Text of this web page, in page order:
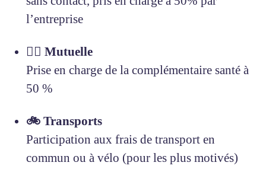
l’entreprise
🧑‍⚕️ Mutuelle
Prise en charge de la complémentaire santé à
50 %
🚲 Transports
Participation aux frais de transport en
commun ou à vélo (pour les plus motivés)